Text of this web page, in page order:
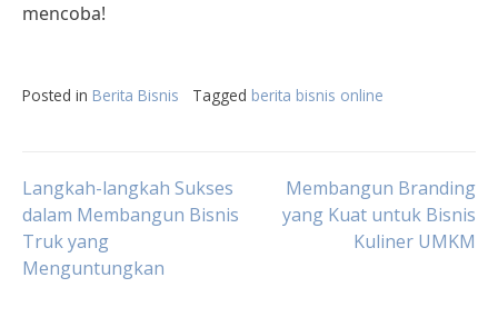
mencoba!
Posted in Berita Bisnis Tagged berita bisnis online
Post
navigation
Langkah-langkah Sukses
dalam Membangun Bisnis
Truk yang
Menguntungkan
Membangun Branding
yang Kuat untuk Bisnis
Kuliner UMKM